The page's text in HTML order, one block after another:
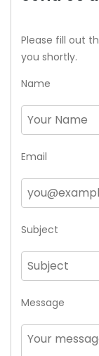
Please fill out
you shortly.
Name
Email
Subject
Message